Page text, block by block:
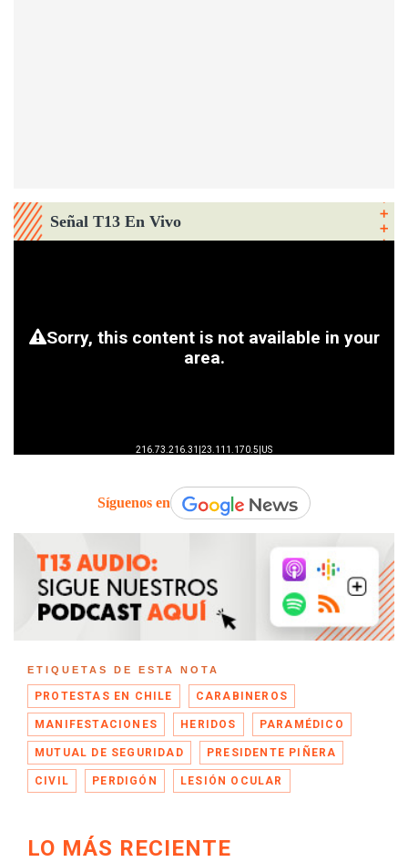
Señal T13 En Vivo
Síguenos en
ETIQUETAS DE ESTA NOTA
PROTESTAS EN CHILE CARABINEROS
MANIFESTACIONES HERIDOS PARAMÉDICO
MUTUAL DE SEGURIDAD PRESIDENTE PIÑERA
CIVIL PERDIGÓN LESIÓN OCULAR
LO MÁS RECIENTE